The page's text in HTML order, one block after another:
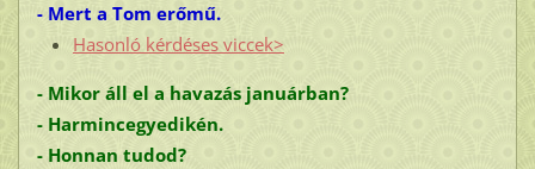
- Mert a Tom erőmű.
Hasonló kérdéses viccek>
- Mikor áll el a havazás januárban?
- Harmincegyedikén.
- Honnan tudod?